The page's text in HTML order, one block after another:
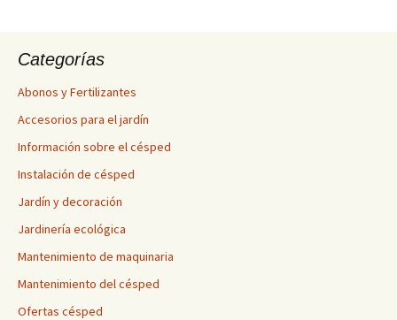
Categorías
Abonos y Fertilizantes
Accesorios para el jardín
Información sobre el césped
Instalación de césped
Jardín y decoración
Jardinería ecológica
Mantenimiento de maquinaria
Mantenimiento del césped
Ofertas césped